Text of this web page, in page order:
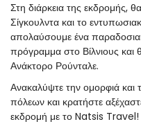
Στη διάρκεια της εκδρομής,
Σίγκουλντα και το
απολαύσουμε ένα
πρόγραμμα στο Βίλνιους
Ανάκτορο Ρούνταλε.
Ανακαλύψτε την ομορφιά
πόλεων και κρατήστε
εκδρομή με το Natsis Travel!